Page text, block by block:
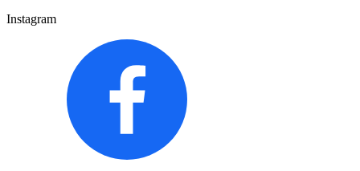
Instagram